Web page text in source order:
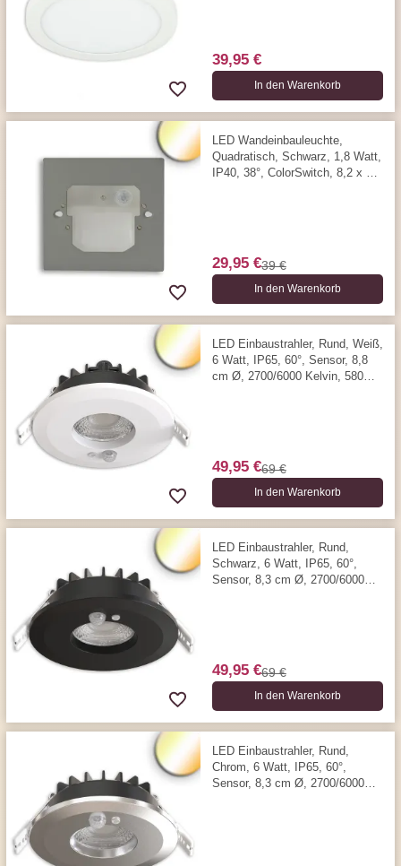
39,95 €
In den Warenkorb
LED Wandeinbauleuchte,
Quadratisch, Schwarz, 1,8 Watt,
IP40, 38°, ColorSwitch, 8,2 x 8,2
29,95 €39 €
In den Warenkorb
LED Einbaustrahler, Rund, Weiß,
6 Watt, IP65, 60°, Sensor, 8,8
cm Ø, 2700/6000 Kelvin, 580
49,95 €69 €
In den Warenkorb
LED Einbaustrahler, Rund,
Schwarz, 6 Watt, IP65, 60°,
Sensor, 8,3 cm Ø, 2700/6000
49,95 €69 €
In den Warenkorb
LED Einbaustrahler, Rund,
Chrom, 6 Watt, IP65, 60°,
Sensor, 8,3 cm Ø, 2700/6000